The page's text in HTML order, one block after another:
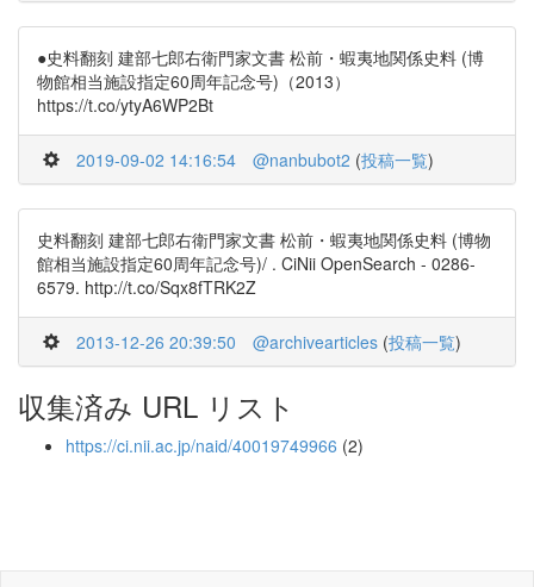
●史料翻刻 建部七郎右衛門家文書 松前・蝦夷地関係史料 (博
物館相当施設指定60周年記念号)（2013）
https://t.co/ytyA6WP2Bt
2019-09-02 14:16:54 @nanbubot2 (投稿一覧)
史料翻刻 建部七郎右衛門家文書 松前・蝦夷地関係史料 (博物
館相当施設指定60周年記念号)/ . CiNii OpenSearch - 0286-
6579. http://t.co/Sqx8fTRK2Z
2013-12-26 20:39:50 @archivearticles (投稿一覧)
収集済み URL リスト
https://ci.nii.ac.jp/naid/40019749966 (2)